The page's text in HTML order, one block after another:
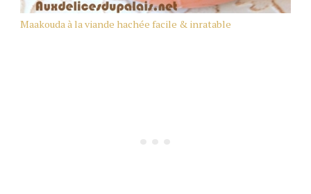
Maakouda à la viande hachée facile & inratable